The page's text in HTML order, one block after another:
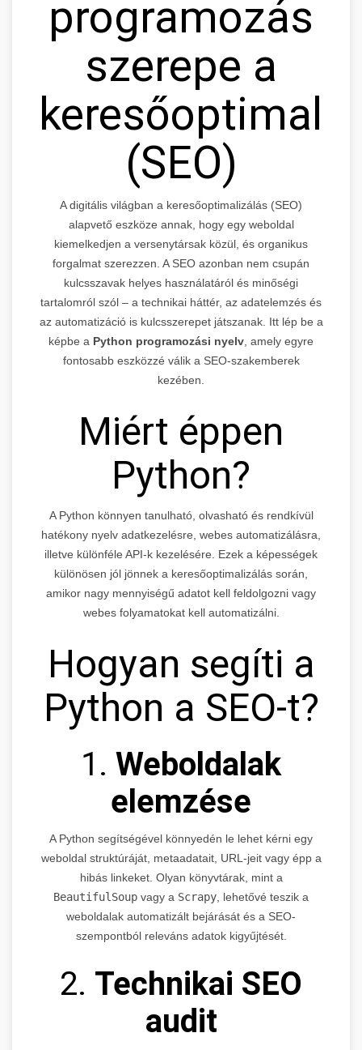
programozás
szerepe a
(SEO)
A digitális világban a keresőoptimalizálás (SEO)
alapvető eszköze annak, hogy egy weboldal
kiemelkedjen a versenytársak közül, és organikus
forgalmat szerezzen. A SEO azonban nem csupán
kulcsszavak helyes használatáról és minőségi
tartalomról szól – a technikai háttér, az adatelemzés és
az automatizáció is kulcsszerepet játszanak. Itt lép be a
képbe a Python programozási nyelv , amely egyre
fontosabb eszközzé válik a SEO-szakemberek
kezében.
Miért éppen
Python?
A Python könnyen tanulható, olvasható és rendkívül
hatékony nyelv adatkezelésre, webes automatizálásra,
illetve különféle API-k kezelésére. Ezek a képességek
különösen jól jönnek a keresőoptimalizálás során,
amikor nagy mennyiségű adatot kell feldolgozni vagy
webes folyamatokat kell automatizálni.
Hogyan segíti a
Python a SEO-t?
1. Weboldalak
elemzése
A Python segítségével könnyedén le lehet kérni egy
weboldal struktúráját, metaadatait, URL-jeit vagy épp a
hibás linkeket. Olyan könyvtárak, mint a
BeautifulSoup vagy a Scrapy , lehetővé teszik a
weboldalak automatizált bejárását és a SEO-
szempontból releváns adatok kigyűjtését.
2. Technikai SEO
audit